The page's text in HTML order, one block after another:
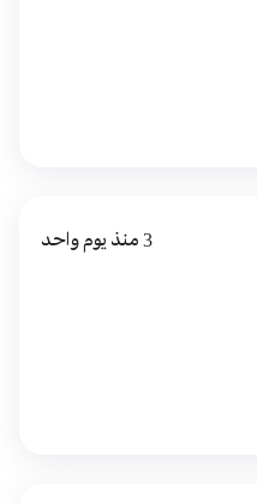
3 منذ يوم واحد